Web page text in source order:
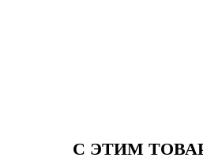
С ЭТИМ